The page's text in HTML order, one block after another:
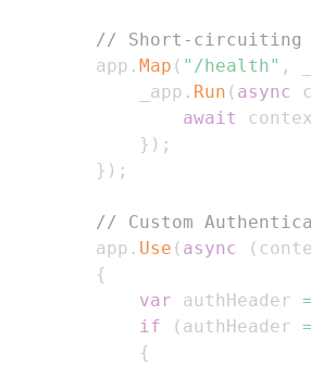
// Short-circuiting
        app
. Map ( "/health" ,
            _app
. Run ( async
await
} ) ;
} ) ;
// Custom
        app
. Use ( async (
{
var authHeader =
if
( authHeader
{